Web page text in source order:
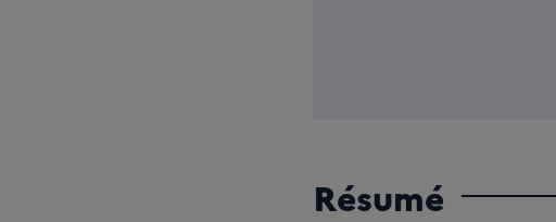
Résumé